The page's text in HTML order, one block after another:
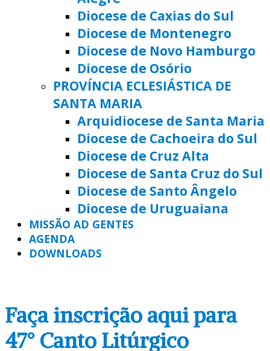
Diocese de Caxias do Sul
Diocese de Montenegro
Diocese de Novo Hamburgo
Diocese de Osório
PROVÍNCIA ECLESIÁSTICA DE
SANTA MARIA
Arquidiocese de Santa Maria
Diocese de Cachoeira do Sul
Diocese de Cruz Alta
Diocese de Santa Cruz do Sul
Diocese de Santo Ângelo
Diocese de Uruguaiana
MISSÃO AD GENTES
AGENDA
DOWNLOADS
Faça inscrição aqui para
47° Canto Litúrgico